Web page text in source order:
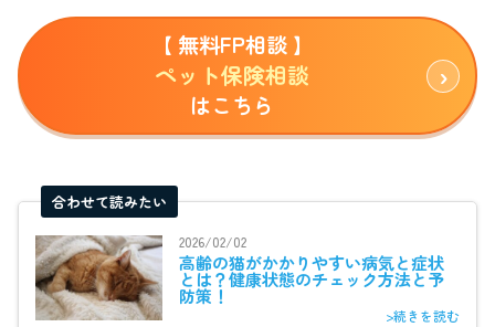
【 無料FP相談 】
ペット保険相談
はこちら
合わせて読みたい
2026/02/02
高齢の猫がかかりやすい病気と症状
とは？健康状態のチェック方法と予
防策！
>続きを読む